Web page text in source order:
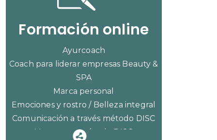
Formación online
Ayurcoach
Coach para liderar empresas Beauty &
SPA
Marca personal
Emociones y rostro / Belleza integral
Comunicación a través método DISC
Ventas con método DISC